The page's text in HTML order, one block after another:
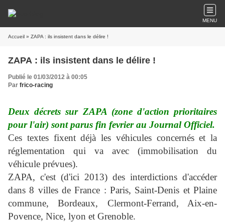
MENU
Accueil » ZAPA : ils insistent dans le délire !
ZAPA : ils insistent dans le délire !
Publié le 01/03/2012 à 00:05
Par frico-racing
Deux décrets sur ZAPA (zone d'action prioritaires
pour l'air) sont parus fin fevrier au Journal Officiel.
Ces textes fixent déjà les véhicules concernés et la
réglementation qui va avec (immobilisation du
véhicule prévues).
ZAPA, c'est (d'ici 2013) des interdictions d'accéder
dans 8 villes de France : Paris, Saint-Denis et Plaine
commune, Bordeaux, Clermont-Ferrand, Aix-en-
Povence, Nice, lyon et Grenoble.